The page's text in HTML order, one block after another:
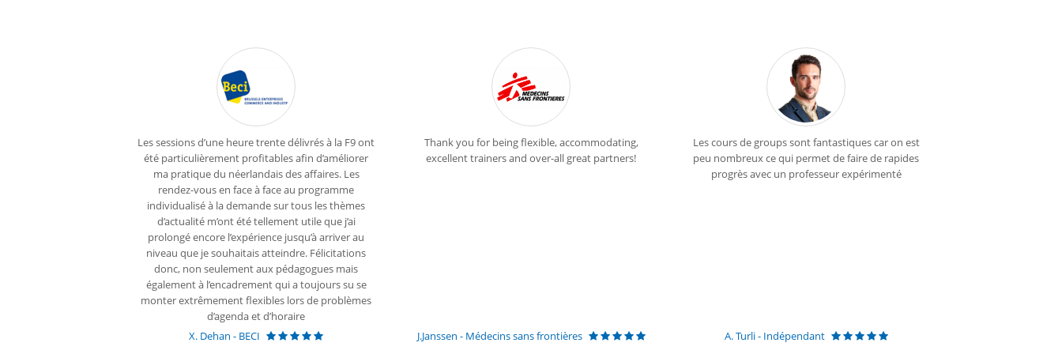
Les sessions d’une heure trente délivrés à la F9 ont
été particulièrement profitables afin d’améliorer
ma pratique du néerlandais des affaires. Les
rendez-vous en face à face au programme
individualisé à la demande sur tous les thèmes
d’actualité m’ont été tellement utile que j’ai
prolongé encore l’expérience jusqu’à arriver au
niveau que je souhaitais atteindre. Félicitations
donc, non seulement aux pédagogues mais
également à l’encadrement qui a toujours su se
monter extrêmement flexibles lors de problèmes
d’agenda et d’horaire
X. Dehan - BECI
Thank you for being flexible, accommodating,
excellent trainers and over-all great partners!
J.Janssen - Médecins sans frontières
Les cours de groups sont fantastiques car on est
peu nombreux ce qui permet de faire de rapides
progrès avec un professeur expérimenté
A. Turli - Indépendant